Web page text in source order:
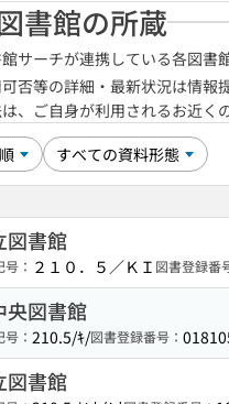
書館の所蔵
サーチが連携している各図書
否等の詳細・最新状況は情報
、ご自身が利用されるお近く
図書館
： ２１０．５／ＫＩ 図書登録番
央図書館
： 210.5/ｷ/図書登録番号：
図書館